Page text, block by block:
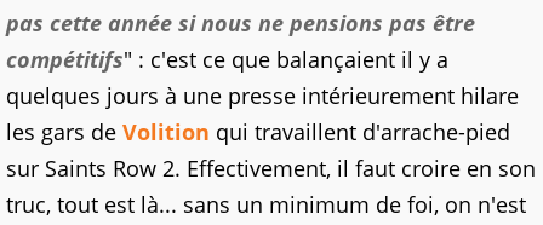
pas cette année si nous ne pensions pas être
compétitifs" : c'est ce que balançaient il y a
quelques jours à une presse intérieurement hilare
les gars de Volition qui travaillent d'arrache-pied
sur Saints Row 2. Effectivement, il faut croire en son
truc, tout est là... sans un minimum de foi, on n'est